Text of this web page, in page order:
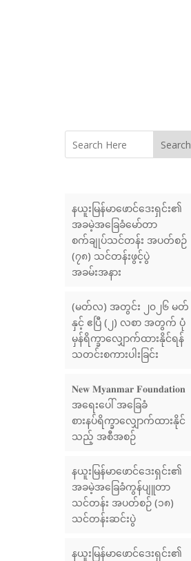
Search
နယူးမြန်မာဖောင်ဒေးရှင်း၏
အခမဲ့အခြေခံမော်တာ
စက်ချုပ်သင်တန်း အပတ်စဉ်
(၇၈) သင်တန်းဖွင့်ပွဲ
အခမ်းအနား
(မတ်လ) အတွင်း ၂၀၂၆ မတ်
နှင့် ဧပြီ (၂) လစာ အတွက် ပုံ
မှန်ရိက္ခာလျှောက်ထားနိုင်ရန်
သတင်းစကားပါးခြင်း
𝐍𝐞𝐰 𝐌𝐲𝐚𝐧𝐦𝐚𝐫 𝐅𝐨𝐮𝐧𝐝𝐚𝐭𝐢𝐨𝐧
အရေးပေါ် အခြေခံ
စားနပ်ရိက္ခာလျှောက်ထားနိုင်
သည့် အစီအစဉ်
နယူးမြန်မာဖောင်ဒေးရှင်း၏
အခမဲ့အခြေခံကွန်ပျူတာ
သင်တန်း အပတ်စဉ် (၁၈)
သင်တန်းဆင်းပွဲ
နယူးမြန်မာဖောင်ဒေးရှင်း၏